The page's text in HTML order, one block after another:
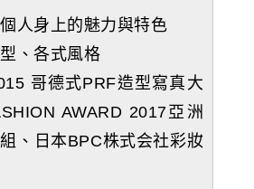
人身上的魅力與特色
、各式風格
哥德式PRF造型寫真大
AWARD 2017亞洲
、日本BPC株式会社彩妝